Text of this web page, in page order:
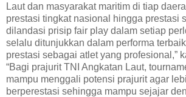
Laut dan masyarakat maritim di tiap
prestasi tingkat nasional hingga prestasi
dilandasi prisip fair play dalam setiap
selalu ditunjukkan dalam performa
prestasi sebagai atlet yang profesional,”
“Bagi prajurit TNI Angkatan Laut,
mampu menggali potensi prajurit agar
berperestasi sehingga mampu sejajar